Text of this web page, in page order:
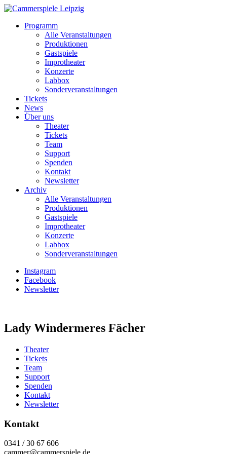
Programm
Alle Veranstaltungen
Produktionen
Gastspiele
Improtheater
Konzerte
Labbox
Sonderveranstaltungen
Tickets
News
Über uns
Theater
Tickets
Team
Support
Spenden
Kontakt
Newsletter
Archiv
Alle Veranstaltungen
Produktionen
Gastspiele
Improtheater
Konzerte
Labbox
Sonderveranstaltungen
Instagram
Facebook
Newsletter
Lady Windermeres Fächer
Theater
Tickets
Team
Support
Spenden
Kontakt
Newsletter
Kontakt
0341 / 30 67 606